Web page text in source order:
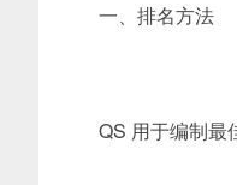
一、排名方法
QS 用于编制最